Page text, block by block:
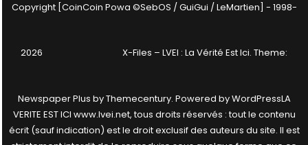
Copyright [CoinCoin Powa ©SebOS / GuiGui / LeMartien] - 1998-
2026 X-Files – LVEI : La Vérité Est Ici. Theme:
Newspaper Plus byThemecentury. Powered byWordPressLA
VERITE EST ICI www.lvei.net, tous droits réservés : tout le contenu
écrit (sauf indication) est le droit exclusif des auteurs du site. Il est